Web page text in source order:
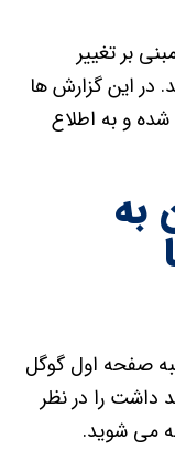
بر تغییر
در این گزارش ها
و به اطلاع
به
صفحه اول گوگل
داشت را در نظر
می شوید.